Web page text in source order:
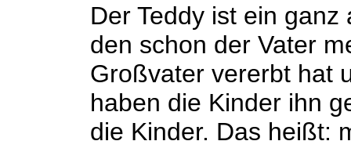
Der Teddy ist ein
den schon der Vater
Großvater vererbt hat
haben die Kinder ihn
die Kinder. Das heißt: